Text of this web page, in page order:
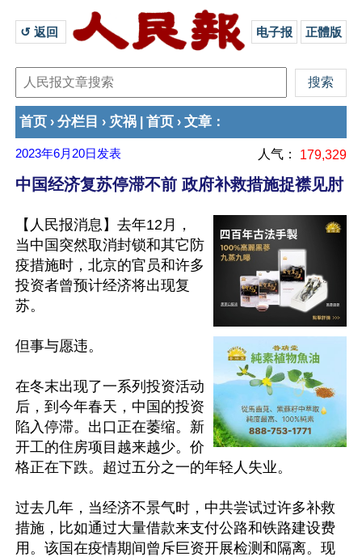
↺ 返回 电子报 正體版
首页 › 分栏目 › 灾祸 首页 › 文章 ：
2023年6月20日 发表 人气： 179,329
中国经济复苏停滞不前 政府补救措施捉襟见肘
【人民报消息】去年12月，
当中国突然取消封锁和其它防
疫措施时，北京的官员和许多
投资者曾预计经济将出现复
苏。
但事与愿违。
在冬末出现了一系列投资活动
后，到今年春天，中国的投资
陷入停滞。出口正在萎缩。新
开工的住房项目越来越少。价
格正在下跌。超过五分之一的年轻人失业。
过去几年，当经济不景气时，中共尝试过许多补救
措施，比如通过大量借款来支付公路和铁路建设费
用。该国在疫情期间曾斥巨资开展检测和隔离。现